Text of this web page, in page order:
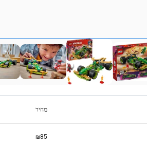
מחיר
₪85